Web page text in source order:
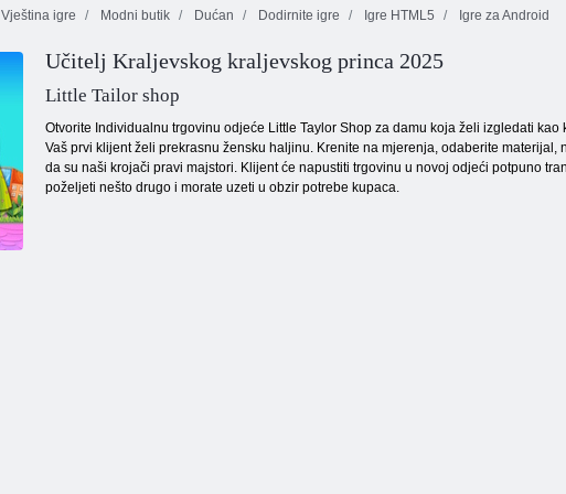
Onet Connect Boje blokova Aqua blitz
Vještina igre Modni butik Dućan Dodirnite igre Igre HTML5 Igre za Android
Učitelj Kraljevskog kraljevskog princa 2025
Little Tailor shop
Otvorite Individualnu trgovinu odjeće Little Taylor Shop za damu koja želi izgledati
Vaš prvi klijent želi prekrasnu žensku haljinu. Krenite na mjerenja, odaberite
da su naši krojači pravi majstori. Klijent će napustiti trgovinu u novoj odjeći potpuno
poželjeti nešto drugo i morate uzeti u obzir potrebe kupaca.